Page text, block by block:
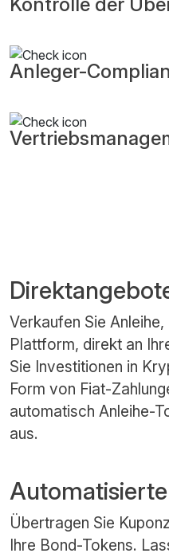
Anleger-
Verkaufen Sie
Plattform, direkt an
Sie Investitionen in
Form von Fiat-
automatisch Anleihe-
aus.
Übertragen Sie
Ihre Bond-Tokens.